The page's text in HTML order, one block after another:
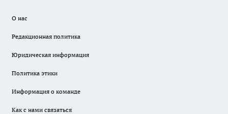
О нас
Редакционная политика
Юридическая информация
Политика этики
Информация о команде
Как с нами связаться